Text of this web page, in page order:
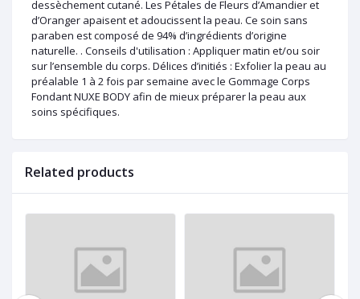
dessèchement cutané. Les Pétales de Fleurs d’Amandier et
d’Oranger apaisent et adoucissent la peau. Ce soin sans
paraben est composé de 94% d’ingrédients d’origine
naturelle. . Conseils d'utilisation : Appliquer matin et/ou soir
sur l’ensemble du corps. Délices d’initiés : Exfolier la peau au
préalable 1 à 2 fois par semaine avec le Gommage Corps
Fondant NUXE BODY afin de mieux préparer la peau aux
soins spécifiques.
Related products